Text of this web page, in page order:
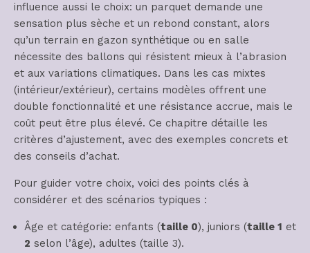
influence aussi le choix: un parquet demande une
sensation plus sèche et un rebond constant, alors
qu’un terrain en gazon synthétique ou en salle
nécessite des ballons qui résistent mieux à l’abrasion
et aux variations climatiques. Dans les cas mixtes
(intérieur/extérieur), certains modèles offrent une
double fonctionnalité et une résistance accrue, mais le
coût peut être plus élevé. Ce chapitre détaille les
critères d’ajustement, avec des exemples concrets et
des conseils d’achat.
Pour guider votre choix, voici des points clés à
considérer et des scénarios typiques :
Âge et catégorie: enfants (taille 0), juniors (taille 1 et
2 selon l’âge), adultes (taille 3).